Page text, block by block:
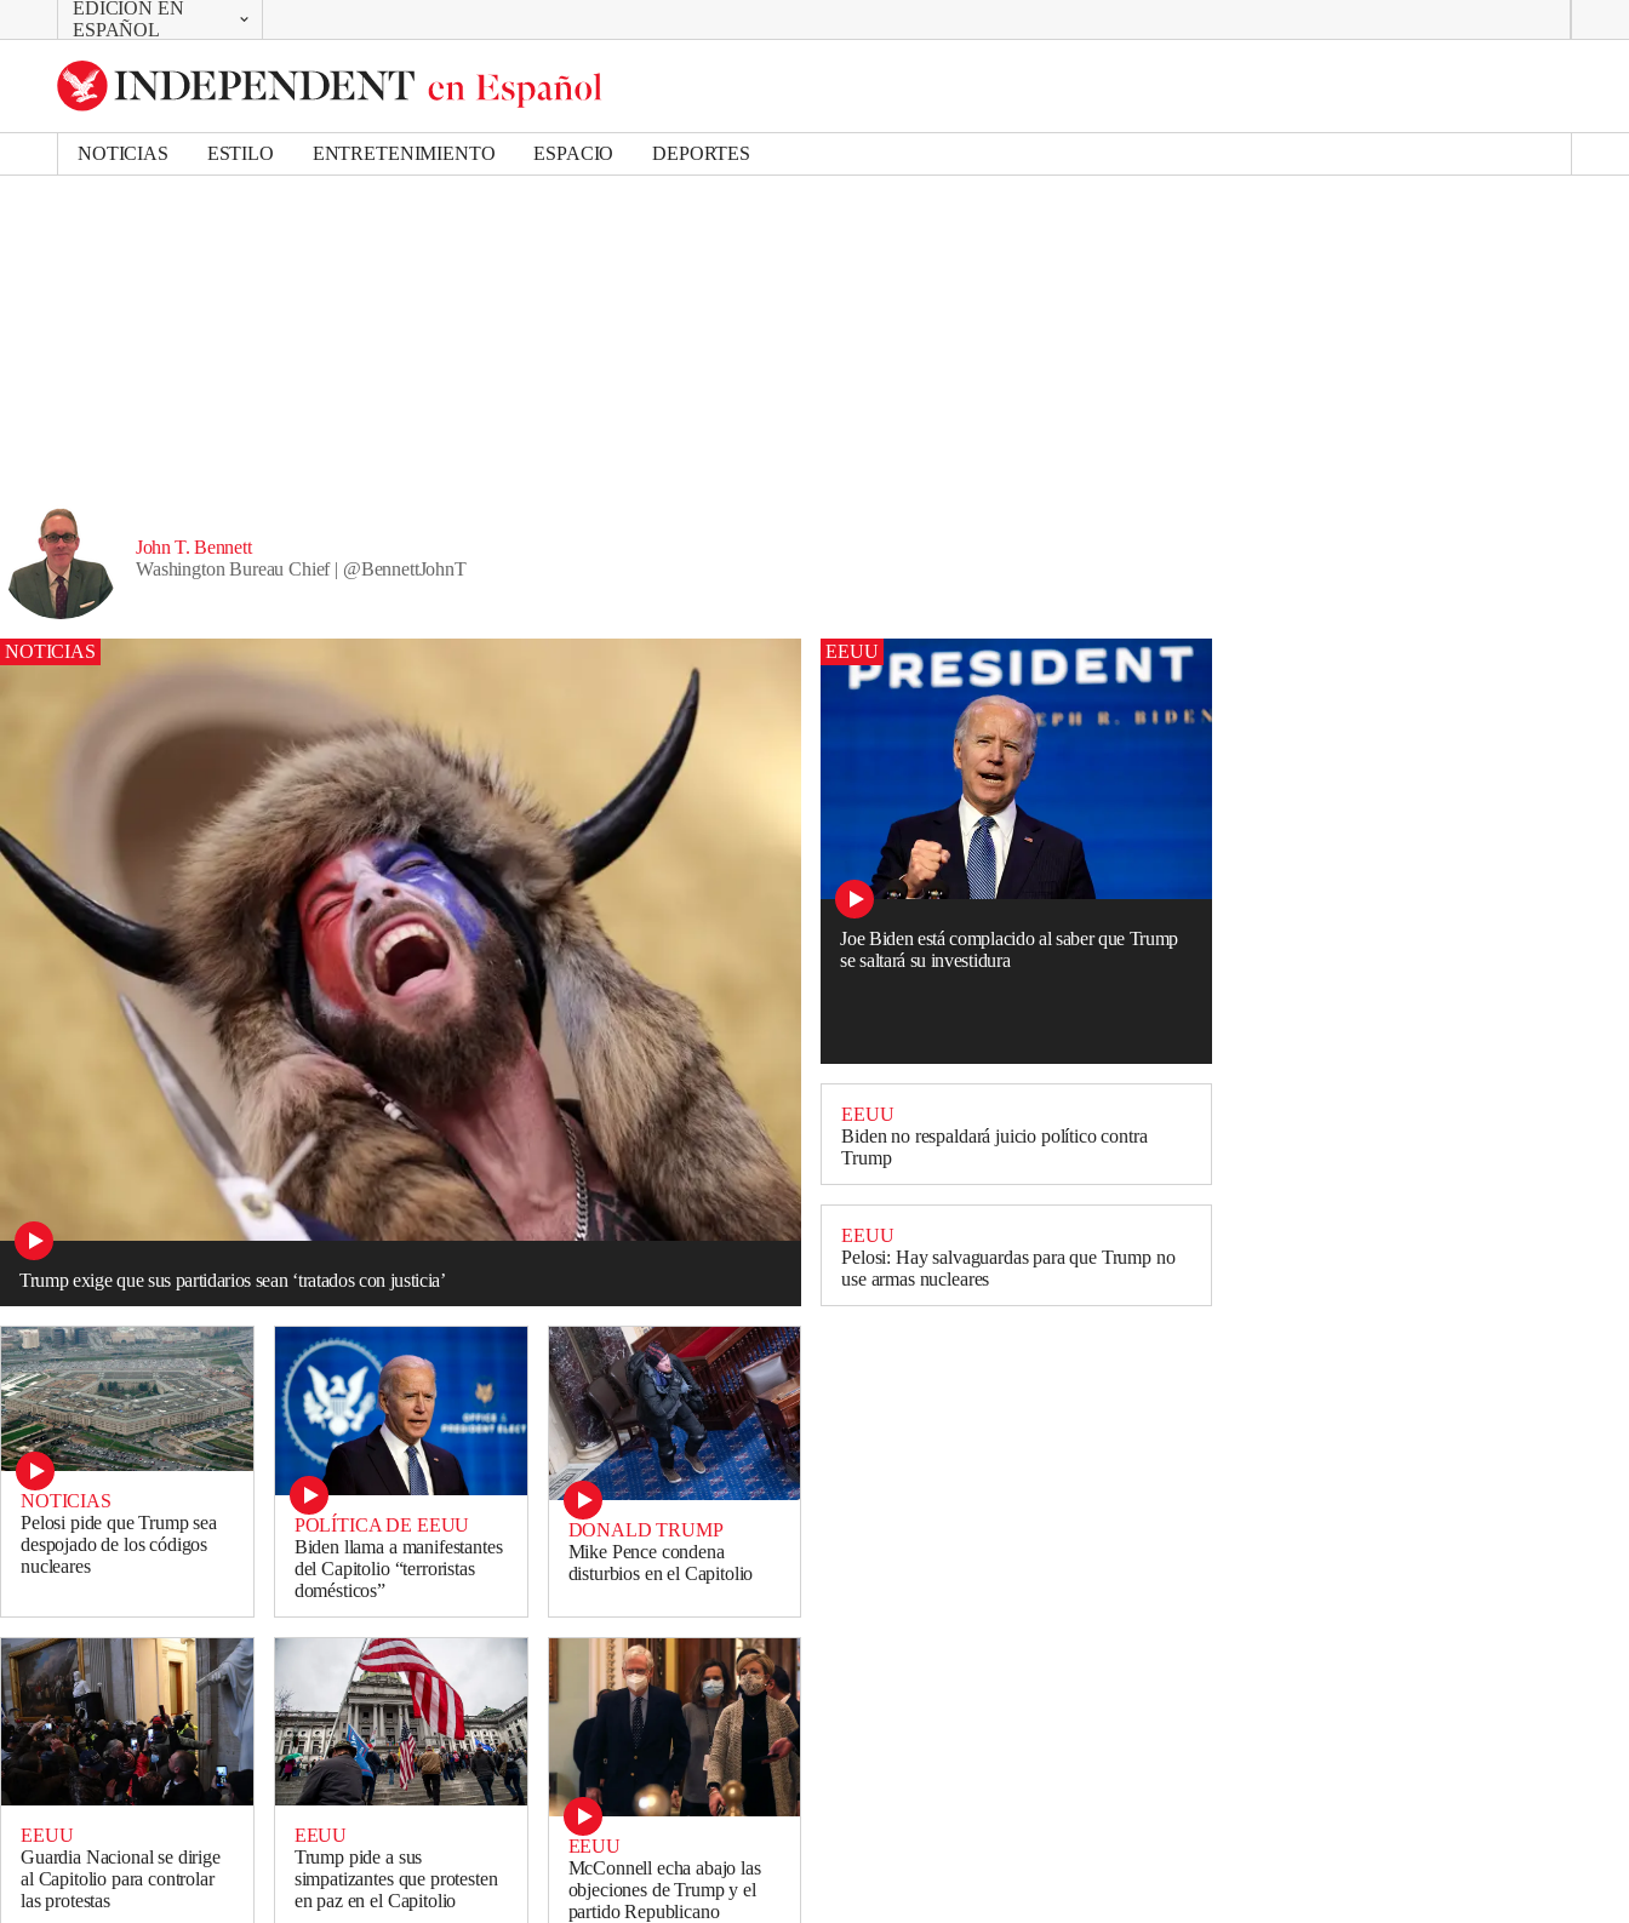
EDICIÓN EN
ESPAÑOL
CAMBIAR
UK Edition
US Edition
NOTICIAS ESTILO ENTRETENIMIENTO ESPACIO DEPORTES
John T. Bennett
Washington Bureau Chief
@BennettJohnT
NOTICIAS
Trump exige que sus partidarios sean ‘tratados con justicia’
EEUU
Joe Biden está complacido al saber que Trump
se saltará su investidura
EEUU
Biden no respaldará juicio político contra
Trump
EEUU
Pelosi: Hay salvaguardas para que Trump no
use armas nucleares
NOTICIAS
Pelosi pide que Trump sea
despojado de los códigos
nucleares
POLÍTICA DE EEUU
Biden llama a manifestantes
del Capitolio “terroristas
domésticos”
DONALD TRUMP
Mike Pence condena
disturbios en el Capitolio
EEUU
Guardia Nacional se dirige
al Capitolio para controlar
las protestas
EEUU
Trump pide a sus
simpatizantes que protesten
en paz en el Capitolio
EEUU
McConnell echa abajo las
objeciones de Trump y el
partido Republicano